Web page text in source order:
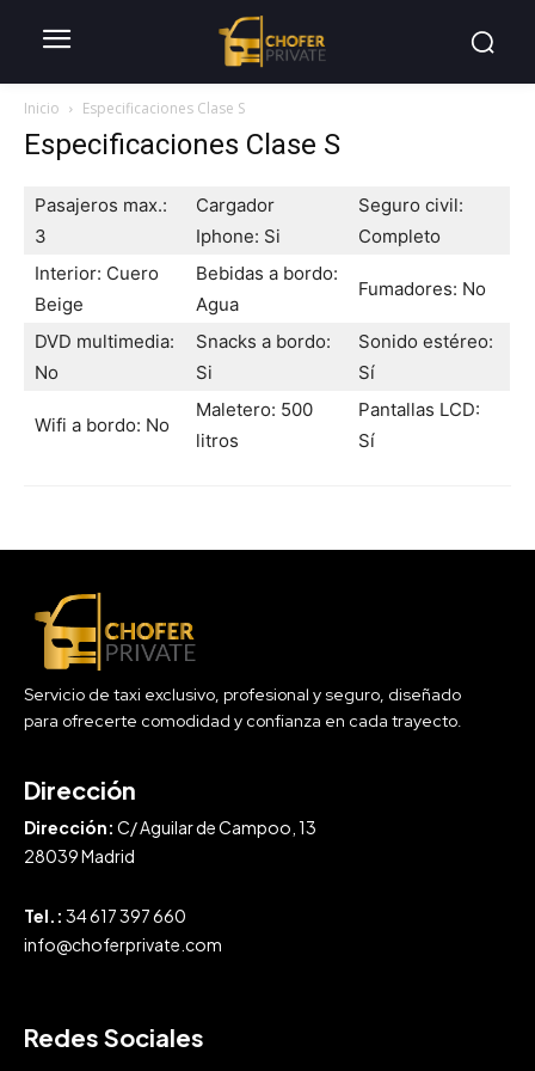
Inicio Especificaciones Clase S
Especificaciones Clase S
Pasajeros max.:
3
Cargador
Iphone: Si
Seguro civil:
Completo
Interior: Cuero
Beige
Bebidas a bordo:
Agua
Fumadores: No
DVD multimedia:
No
Snacks a bordo:
Si
Sonido estéreo:
Sí
Wifi a bordo: No
Maletero: 500
litros
Pantallas LCD:
Sí
Servicio de taxi exclusivo, profesional y seguro, diseñado
para ofrecerte comodidad y confianza en cada trayecto.
Dirección
Dirección: C/ Aguilar de Campoo, 13
28039 Madrid
Tel.: 34 617 397 660
info@choferprivate.com
Redes Sociales